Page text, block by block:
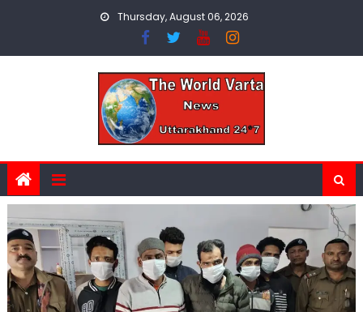
Thursday, August 06, 2026